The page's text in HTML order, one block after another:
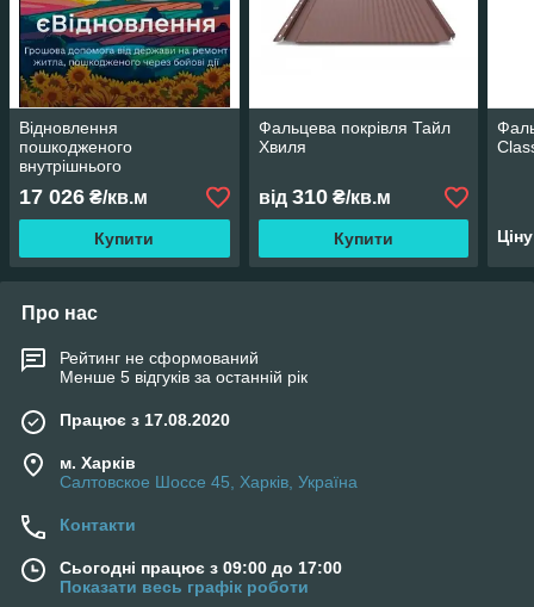
Відновлення
пошкодженого
внутрішнього
опорядження стелі
(фарбування)
17 026 ₴/кв.м
Купити
Фальцева покрівля Тайл
Хвиля
від 310₴/кв.м
Купити
Про нас
Рейтинг не сформований
Менше 5 відгуків за останній рік
Працює з 17.08.2020
м. Харків
Салтовское Шоссе 45, Харків, Україна
Контакти
Сьогодні працює з 09:00 до 17:00
Показати весь графік роботи